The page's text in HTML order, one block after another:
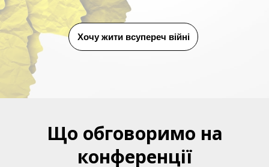
Хочу жити всупереч війні
Що обговоримо на
конференції